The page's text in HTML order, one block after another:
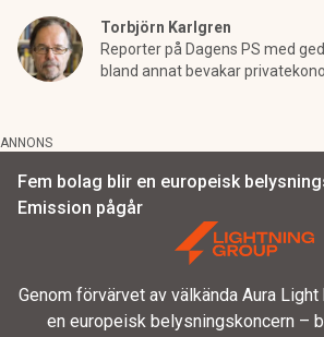
Torbjörn Karlgren
Reporter på Dagens PS med
bland annat bevakar
ANNONS
Fem bolag blir en europeisk
Emission pågår
Genom förvärvet av välkända Aura
en europeisk belysningskoncern –